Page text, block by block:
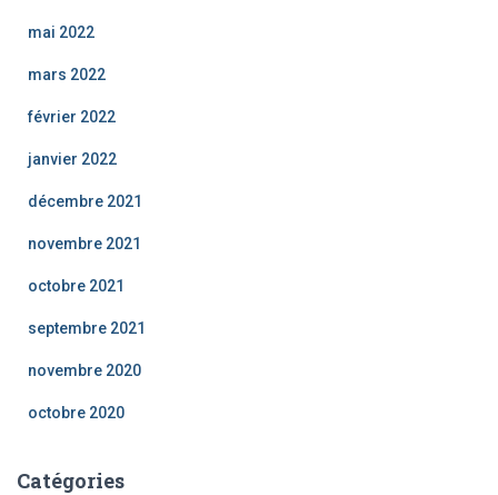
mai 2022
mars 2022
février 2022
janvier 2022
décembre 2021
novembre 2021
octobre 2021
septembre 2021
novembre 2020
octobre 2020
Catégories